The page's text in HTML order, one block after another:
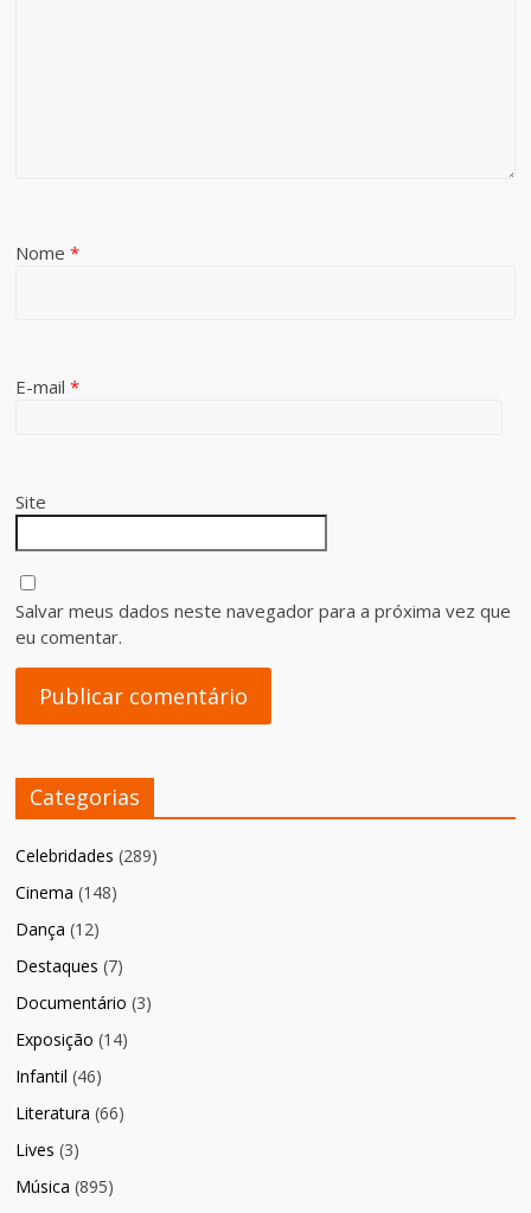
Nome*
E-mail*
Site
Salvar meus dados neste navegador para a próxima vez que
eu comentar.
Categorias
Celebridades (289)
Cinema (148)
Dança (12)
Destaques (7)
Documentário (3)
Exposição (14)
Infantil (46)
Literatura (66)
Lives (3)
Música (895)